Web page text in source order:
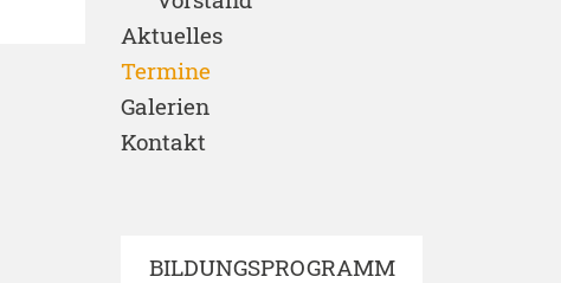
Aktuelles
Termine
Galerien
Kontakt
BILDUNGSPROGRAMM